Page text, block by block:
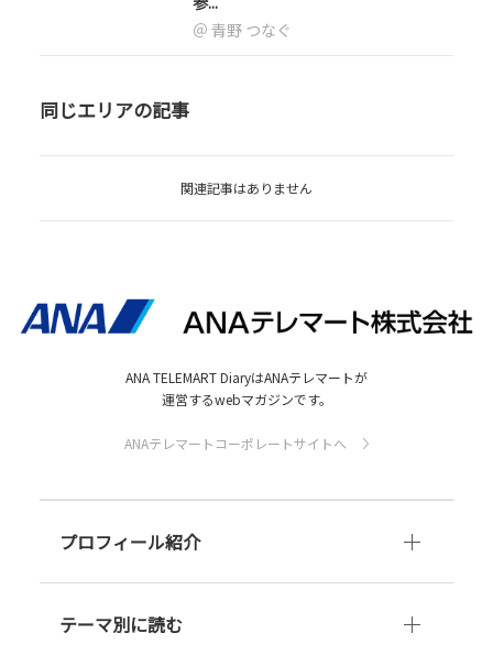
青野 つなぐ
同じエリアの記事
関連記事はありません
ANA TELEMART DiaryはANAテレマートが
運営するwebマガジンです。
ANAテレマートコーポレートサイトへ
プロフィール紹介
テーマ別に読む